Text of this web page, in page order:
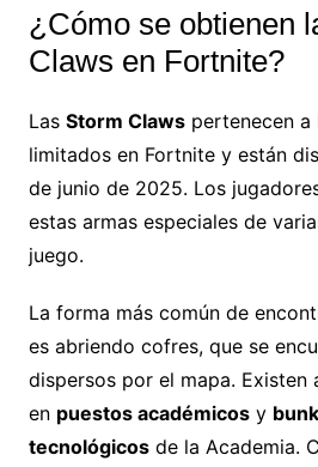
¿Cómo se obtienen
Claws en Fortnite?
Las Storm Clawspertenecen a
limitados en Fortnite y están
de junio de 2025. Los
estas armas especiales de
juego.
La forma más común de
es abriendo cofres, que se
dispersos por el mapa. Existen
en puestos académicosy
tecnológicosde la Academia.